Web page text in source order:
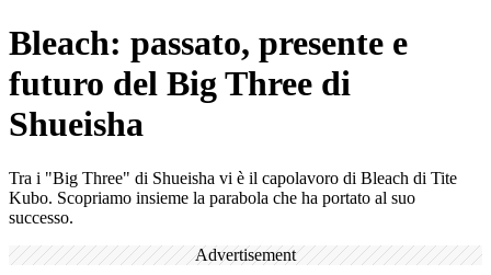
Bleach: passato, presente e
futuro del Big Three di
Shueisha
Tra i "Big Three" di Shueisha vi è il capolavoro di Bleach di Tite
Kubo. Scopriamo insieme la parabola che ha portato al suo
successo.
Advertisement